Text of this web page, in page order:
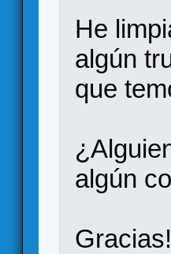
He
algún
que
algún
Gracias!